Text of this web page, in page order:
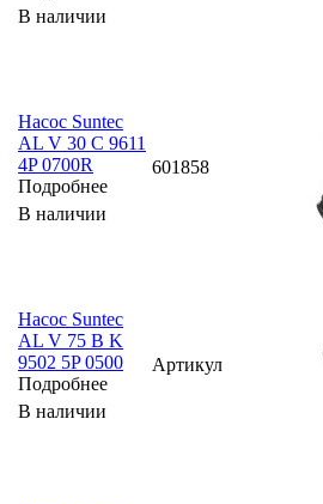
В наличии
Насос Suntec
AL V 30 C 9611
4P 0700R
Подробнее
В наличии
601858
Насос Suntec
AL V 75 B K
9502 5P 0500
Подробнее
В наличии
Артикул